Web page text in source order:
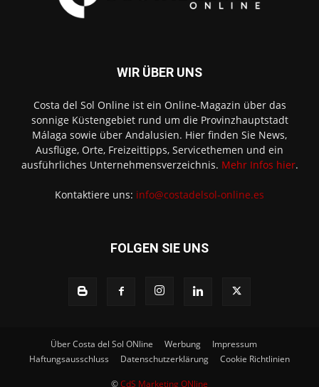
WIR ÜBER UNS
Costa del Sol Online ist ein Online-Magazin über das
sonnige Küstengebiet rund um die Provinzhauptstadt
Málaga sowie über Andalusien. Hier finden Sie News,
Ausflüge, Orte, Freizeittipps, Servicethemen und ein
ausführliches Unternehmensverzeichnis. Mehr Infos hier.
Kontaktiere uns: info@costadelsol-online.es
FOLGEN SIE UNS
Über Costa del Sol ONline Werbung
Impressum
Haftungsausschluss
Datenschutzerklärung Cookie Richtlinien
©CdS Marketing ONline